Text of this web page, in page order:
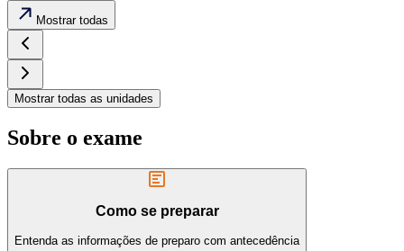
Mostrar todas
Mostrar todas as unidades
Sobre o exame
Como se preparar
Entenda as informações de preparo com antecedência